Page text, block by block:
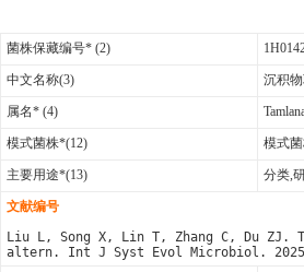
菌株保藏编号* (2)
中文名称(3) 沉积
属名* (4)
模式菌株*(12) 模式
主要用途*(13) 分类,
文献编号
Liu L, Song X, Lin T, Zhang C, Du ZJ.
altern. Int J Syst Evol Microbiol. 2025